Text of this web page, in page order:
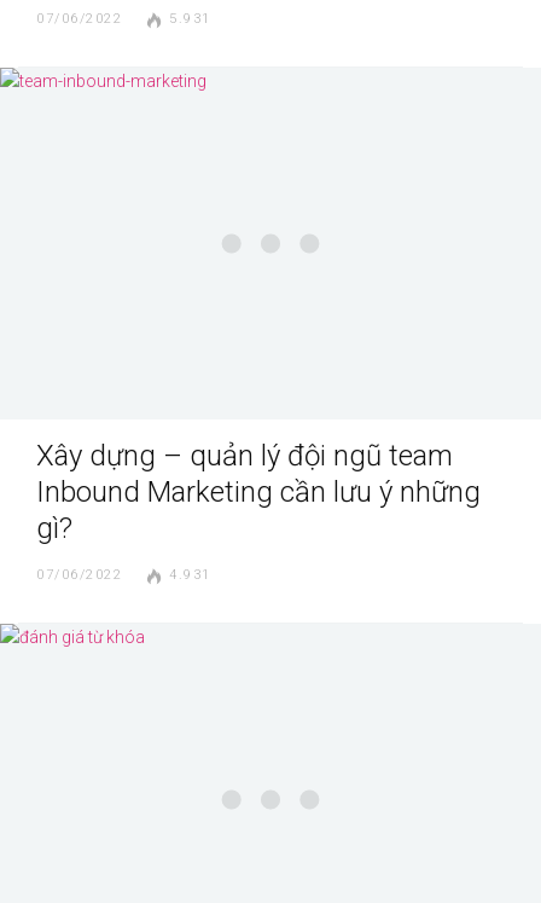
07/06/2022 5.931
Xây dựng – quản lý đội ngũ team
Inbound Marketing cần lưu ý những
gì?
07/06/2022 4.931